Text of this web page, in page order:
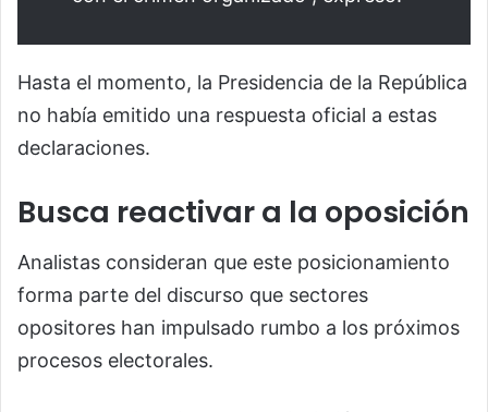
Hasta el momento, la Presidencia de la República
no había emitido una respuesta oficial a estas
declaraciones.
Busca reactivar a la oposición
Analistas consideran que este posicionamiento
forma parte del discurso que sectores
opositores han impulsado rumbo a los próximos
procesos electorales.